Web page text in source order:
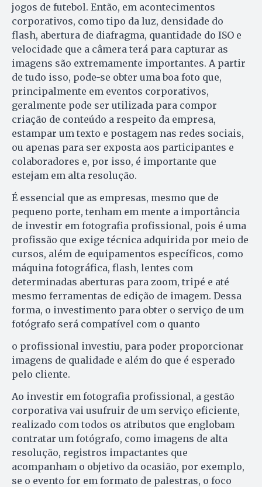
jogos de futebol. Então, em acontecimentos
corporativos, como tipo da luz, densidade do
flash, abertura de diafragma, quantidade do ISO e
velocidade que a câmera terá para capturar as
imagens são extremamente importantes. A partir
de tudo isso, pode-se obter uma boa foto que,
principalmente em eventos corporativos,
geralmente pode ser utilizada para compor
criação de conteúdo a respeito da empresa,
estampar um texto e postagem nas redes sociais,
ou apenas para ser exposta aos participantes e
colaboradores e, por isso, é importante que
estejam em alta resolução.
É essencial que as empresas, mesmo que de
pequeno porte, tenham em mente a importância
de investir em fotografia profissional, pois é uma
profissão que exige técnica adquirida por meio de
cursos, além de equipamentos específicos, como
máquina fotográfica, flash, lentes com
determinadas aberturas para zoom, tripé e até
mesmo ferramentas de edição de imagem. Dessa
forma, o investimento para obter o serviço de um
fotógrafo será compatível com o quanto
o profissional investiu, para poder proporcionar
imagens de qualidade e além do que é esperado
pelo cliente.
Ao investir em fotografia profissional, a gestão
corporativa vai usufruir de um serviço eficiente,
realizado com todos os atributos que englobam
contratar um fotógrafo, como imagens de alta
resolução, registros impactantes que
acompanham o objetivo da ocasião, por exemplo,
se o evento for em formato de palestras, o foco